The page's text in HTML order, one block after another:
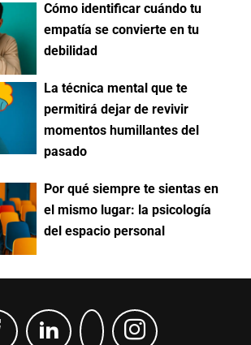
Cómo identificar cuándo tu
empatía se convierte en tu
debilidad
La técnica mental que te
permitirá dejar de revivir
momentos humillantes del
pasado
Por qué siempre te sientas en
el mismo lugar: la psicología
del espacio personal